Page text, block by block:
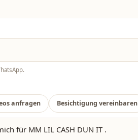
anfragen Besichtigung vereinbaren